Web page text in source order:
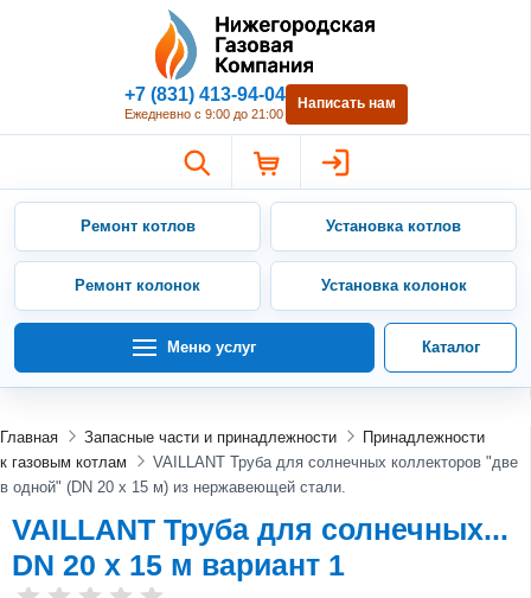
Нижегородская Газовая
+7 (831) 413-94-04
Ежедневно с 9:00 до 21:00
Написать нам
Ремонт котлов Установка котлов
Ремонт колонок Установка колонок
Меню услуг Каталог
Главная Запасные части и принадлежности
Принадлежности
к газовым котлам
VAILLANT Труба для солнечных коллекторов "две
в одной" (DN 20 x 15 м) из нержавеющей стали.
VAILLANT Труба для солнечных...
DN 20 x 15 м вариант 1